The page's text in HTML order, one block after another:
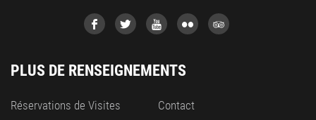
PLUS DE RENSEIGNEMENTS
Réservations de Visites
Contact